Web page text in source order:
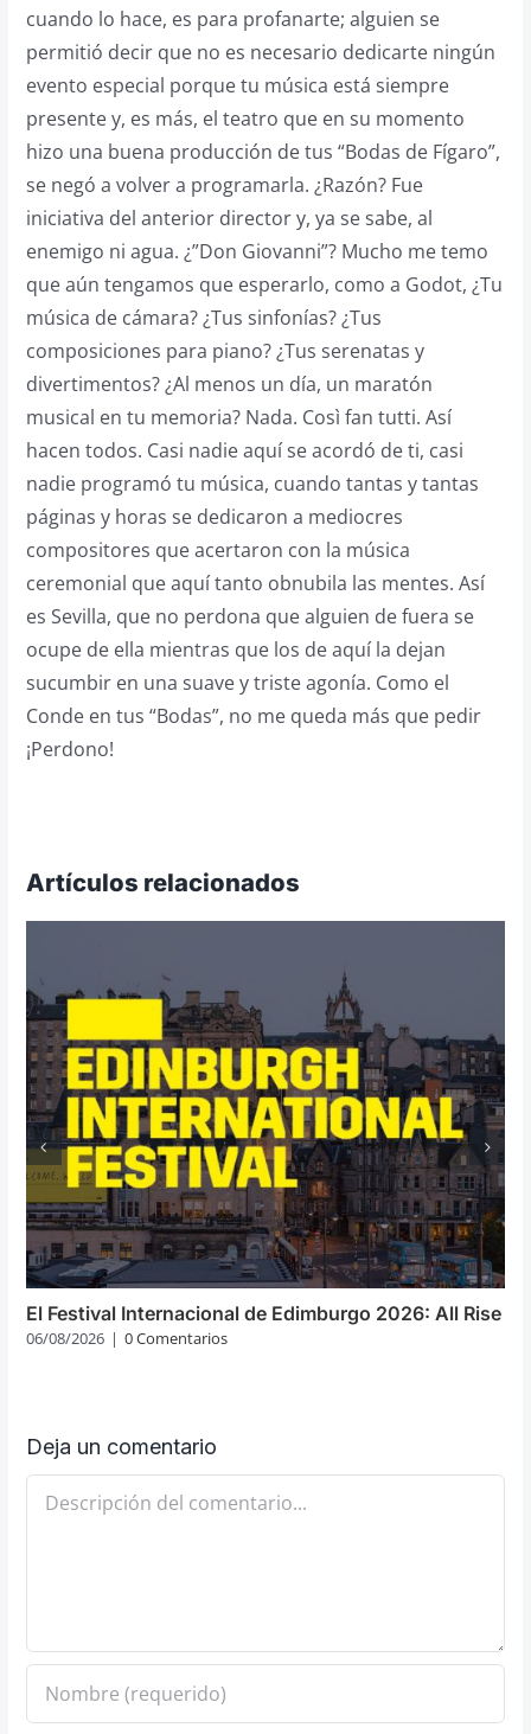
cuando lo hace, es para profanarte; alguien se
permitió decir que no es necesario dedicarte ningún
evento especial porque tu música está siempre
presente y, es más, el teatro que en su momento
hizo una buena producción de tus “Bodas de Fígaro”,
se negó a volver a programarla. ¿Razón? Fue
iniciativa del anterior director y, ya se sabe, al
enemigo ni agua. ¿”Don Giovanni”? Mucho me temo
que aún tengamos que esperarlo, como a Godot, ¿Tu
música de cámara? ¿Tus sinfonías? ¿Tus
composiciones para piano? ¿Tus serenatas y
divertimentos? ¿Al menos un día, un maratón
musical en tu memoria? Nada. Così fan tutti. Así
hacen todos. Casi nadie aquí se acordó de ti, casi
nadie programó tu música, cuando tantas y tantas
páginas y horas se dedicaron a mediocres
compositores que acertaron con la música
ceremonial que aquí tanto obnubila las mentes. Así
es Sevilla, que no perdona que alguien de fuera se
ocupe de ella mientras que los de aquí la dejan
sucumbir en una suave y triste agonía. Como el
Conde en tus “Bodas”, no me queda más que pedir
¡Perdono!
Artículos relacionados
El Festival Internacional de Edimburgo 2026: All Rise
06/08/2026 | 0 Comentarios
Deja un comentario
Comentario